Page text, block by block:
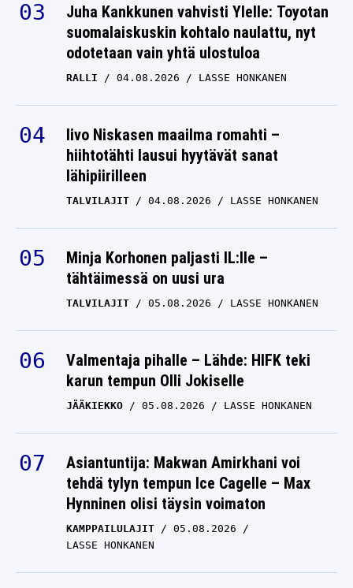
Juha Kankkunen vahvisti Ylelle: Toyotan
suomalaiskuskin kohtalo naulattu, nyt
odotetaan vain yhtä ulostuloa
RALLI 04.08.2026 LASSE HONKANEN
Iivo Niskasen maailma romahti –
hiihtotähti lausui hyytävät sanat
lähipiirilleen
TALVILAJIT 04.08.2026 LASSE HONKANEN
Minja Korhonen paljasti IL:lle –
tähtäimessä on uusi ura
TALVILAJIT 05.08.2026 LASSE HONKANEN
Valmentaja pihalle – Lähde: HIFK teki
karun tempun Olli Jokiselle
JÄÄKIEKKO 05.08.2026 LASSE HONKANEN
Asiantuntija: Makwan Amirkhani voi
tehdä tylyn tempun Ice Cagelle – Max
Hynninen olisi täysin voimaton
KAMPPAILULAJIT
05.08.2026
LASSE HONKANEN